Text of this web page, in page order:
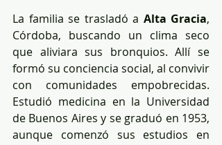
La familia se trasladó a Alta Gracia,
Córdoba, buscando un clima seco
que aliviara sus bronquios. Allí se
formó su conciencia social, al convivir
con comunidades empobrecidas.
Estudió medicina en la Universidad
de Buenos Aires y se graduó en 1953,
aunque comenzó sus estudios en